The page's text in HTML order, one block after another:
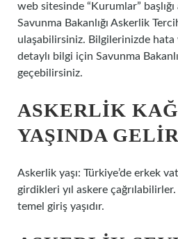
web sitesinde “Kurumlar”
Savunma Bakanlığı Askerlik
ulaşabilirsiniz. Bilgilerinizde hata
detaylı bilgi için Savunma
geçebilirsiniz.
ASKERLIK
YAŞINDA
Askerlik yaşı: Türkiye’de erkek
girdikleri yıl askere
temel giriş yaşıdır.